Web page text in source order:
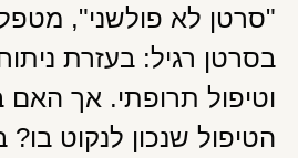
"סרטן לא פולשני",
בסרטן רגיל: בעזרת
וטיפול תרופתי. אך האם
הטיפול שנכון לנקוט